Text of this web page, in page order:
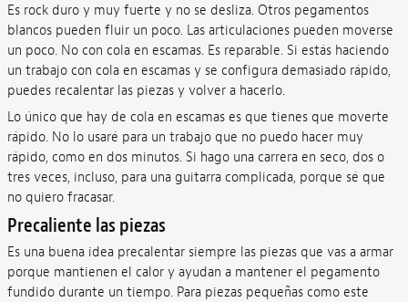
Es rock duro y muy fuerte y no se desliza. Otros pegamentos
blancos pueden fluir un poco. Las articulaciones pueden moverse
un poco. No con cola en escamas. Es reparable. Si estás haciendo
un trabajo con cola en escamas y se configura demasiado rápido,
puedes recalentar las piezas y volver a hacerlo.
Lo único que hay de cola en escamas es que tienes que moverte
rápido. No lo usaré para un trabajo que no puedo hacer muy
rápido, como en dos minutos. Si hago una carrera en seco, dos o
tres veces, incluso, para una guitarra complicada, porque sé que
no quiero fracasar.
Precaliente las piezas
Es una buena idea precalentar siempre las piezas que vas a armar
porque mantienen el calor y ayudan a mantener el pegamento
fundido durante un tiempo. Para piezas pequeñas como este